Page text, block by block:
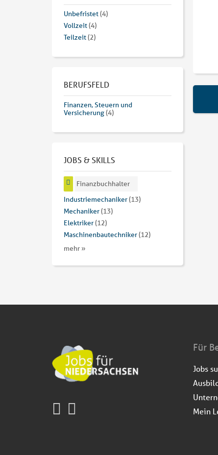
Unbefristet(4)
Vollzeit(4)
Teilzeit(2)
BERUFSFELD
Finanzen, Steuern und
Versicherung(4)
JOBS & SKILLS
Finanzbuchhalter
Industriemechaniker(13)
Mechaniker(13)
Elektriker(12)
Maschinenbautechniker(12)
mehr »
Für
Jobs
Mein